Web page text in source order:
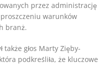
przez administrację
warunków
branż.
także głos Marty Zięby-
podkreśliła, że kluczowe